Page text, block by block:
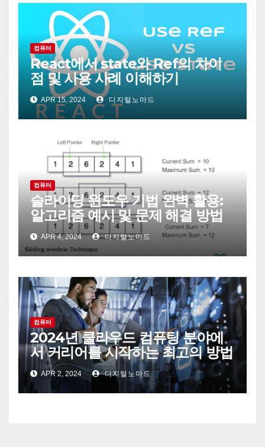
컴퓨터
React에서 state와 Ref의 차이
점 및 사용 사례 이해하기
APR 15, 2024 디지털노마드
컴퓨터
슬라이딩 윈도우 기법 완벽 활용:
알고리즘 예시 및 문제 해결 방법
APR 4, 2024 디지털노마드
컴퓨터
2024년 클라우드 컴퓨팅 분야에
서 커리어를 시작하는 최고의 방법
APR 2, 2024 디지털노마드